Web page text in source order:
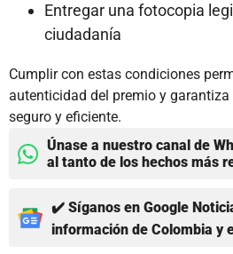
Entregar una fotocopia
ciudadanía
Cumplir con estas condiciones
autenticidad del premio y
seguro y eficiente.
Únase a nuestro canal de
al tanto de los hechos más
✔️ Síganos en Google
información de Colombia y